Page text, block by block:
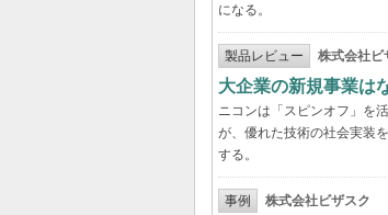
になる。
製品レビュー 株式会社ビ
大企業の新規事業は
ニコンは「スピンオフ」を
が、優れた技術の社会実装
する。
事例 株式会社ビザスク